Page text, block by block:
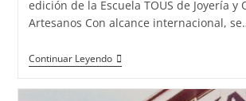
edición de la Escuela TOUS de Joyería y
Artesanos Con alcance internacional,
Continuar LeyendoTOUS
Selecciona